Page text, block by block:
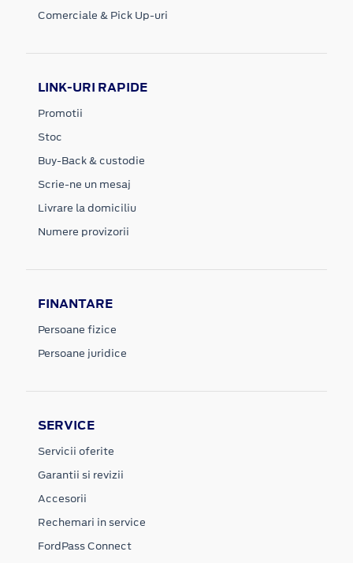
Comerciale & Pick Up-uri
LINK-URI RAPIDE
Promotii
Stoc
Buy-Back & custodie
Scrie-ne un mesaj
Livrare la domiciliu
Numere provizorii
FINANTARE
Persoane fizice
Persoane juridice
SERVICE
Servicii oferite
Garantii si revizii
Accesorii
Rechemari in service
FordPass Connect